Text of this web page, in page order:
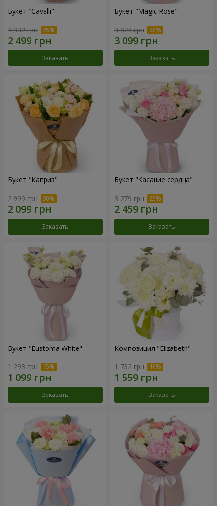
Букет "Cаvalli"
3 332 грн
Заказать
Букет "Magic Rose"
3 874 грн
Заказать
Букет "Каприз"
2 999 грн
Заказать
Букет "Касание сердца"
3 279 грн
Заказать
Букет "Eustoma White"
1 293 грн
Заказать
Композиция "Elizabeth"
1 732 грн
Заказать